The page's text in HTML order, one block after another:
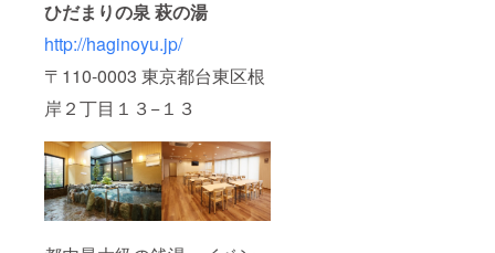
ひだまりの泉 萩の湯
http://haginoyu.jp/
〒110-0003 東京都台東区根
岸２丁目１３−１３